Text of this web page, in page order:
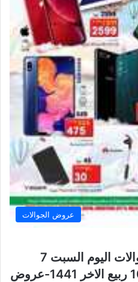
عروض الجوالات
عروض نستو الرياض الجوالات اليوم السبت 7
ديسمبر 2019 الموافق 10 ربيع الاخر 1441-عروض